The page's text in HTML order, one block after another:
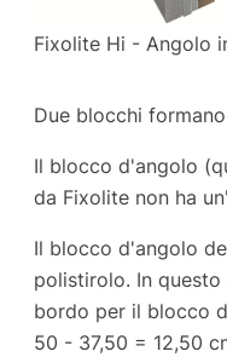
Fixolite Hi - Angolo
Due blocchi
Il blocco d'angolo
da Fixolite non ha
Il blocco d'angolo
polistirolo. In questo
bordo per il blocco
50 - 37,50 = 12,50